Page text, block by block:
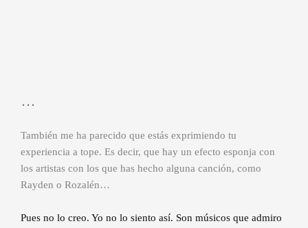
…
También me ha parecido que estás exprimiendo tu
experiencia a tope. Es decir, que hay un efecto esponja con
los artistas con los que has hecho alguna canción, como
Rayden o Rozalén…
Pues no lo creo. Yo no lo siento así. Son músicos que admiro